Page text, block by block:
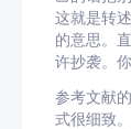
这就是转
的意思。
许抄袭。
参考文献
式很细致